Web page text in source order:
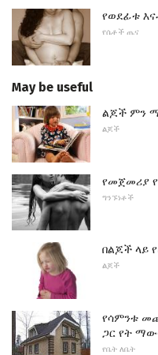
የወደፊቱ
የሴቶች ጤና
May be useful
ልጆች ምን
ልጆች
የመጀመሪያ
ግንኙነቶች
በልጆች ላይ
ልጆች
የሳምንቱ
ጋር የት
የቤት ለቤት